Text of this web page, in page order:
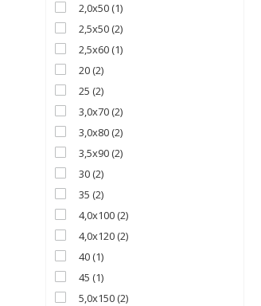
2,0х50 (1)
2,5х50 (2)
2,5х60 (1)
20 (2)
25 (2)
3,0х70 (2)
3,0х80 (2)
3,5х90 (2)
30 (2)
35 (2)
4,0х100 (2)
4,0х120 (2)
40 (1)
45 (1)
5,0х150 (2)